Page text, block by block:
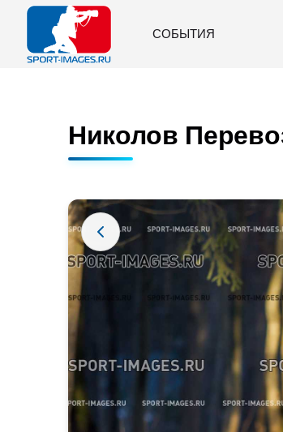
СОБЫТИЯ
Николов